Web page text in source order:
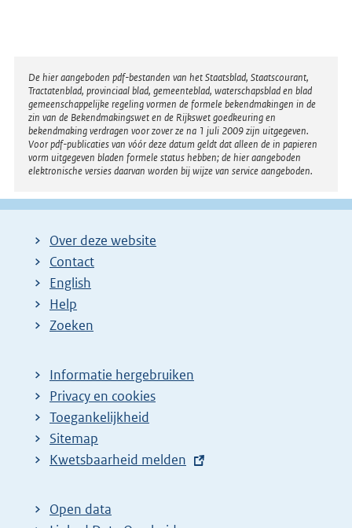
Disclaimer
De hier aangeboden pdf-bestanden van het Staatsblad, Staatscourant,
Tractatenblad, provinciaal blad, gemeenteblad, waterschapsblad en blad
gemeenschappelijke regeling vormen de formele bekendmakingen in de
zin van de Bekendmakingswet en de Rijkswet goedkeuring en
bekendmaking verdragen voor zover ze na 1 juli 2009 zijn uitgegeven.
Voor pdf-publicaties van vóór deze datum geldt dat alleen de in papieren
vorm uitgegeven bladen formele status hebben; de hier aangeboden
elektronische versies daarvan worden bij wijze van service aangeboden.
Over deze website
Contact
English
Help
Zoeken
Informatie hergebruiken
Privacy en cookies
Toegankelijkheid
Sitemap
E
t
e
Kwetsbaarheid melden
Open data